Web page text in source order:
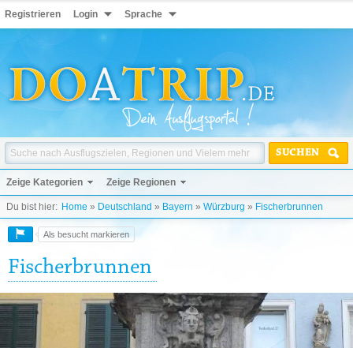
Registrieren Login Sprache
SUCHEN
Zeige Kategorien Zeige Regionen
Du bist hier: Home » Deutschland » Bayern » Würzburg » Fischerbrunnen
Als besucht markieren
Fischerbrunnen